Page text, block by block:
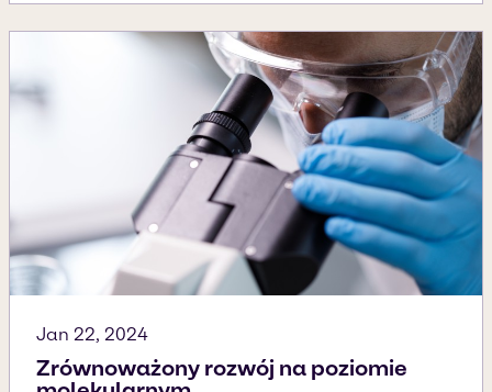
Jan 22, 2024
Zrównoważony rozwój na poziomie